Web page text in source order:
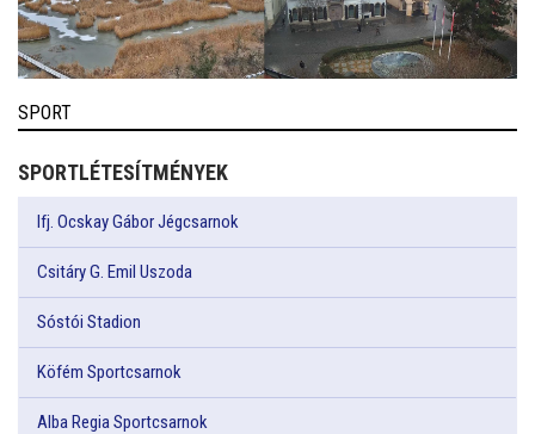
SPORT
SPORTLÉTESÍTMÉNYEK
Ifj. Ocskay Gábor Jégcsarnok
Csitáry G. Emil Uszoda
Sóstói Stadion
Köfém Sportcsarnok
Alba Regia Sportcsarnok